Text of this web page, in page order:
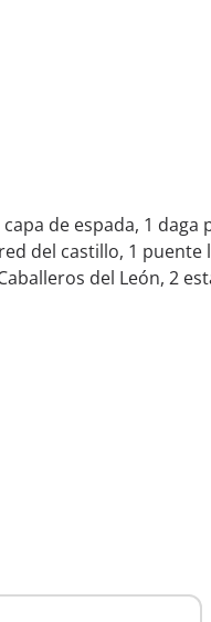
de espada, 1 daga
del castillo, 1
del León, 2